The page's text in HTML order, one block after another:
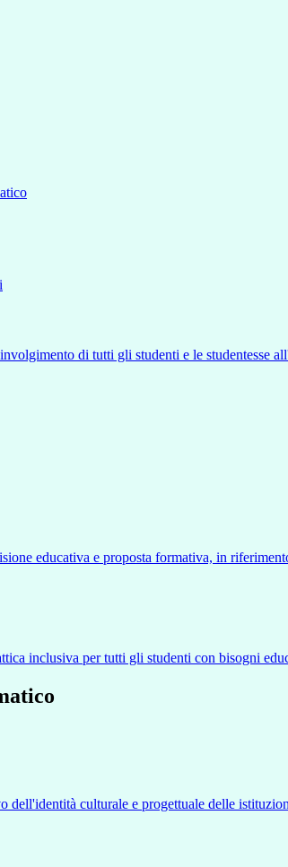
di tutti gli studenti e le studentesse
educativa e proposta formativa, in
inclusiva per tutti gli studenti con bisogni
dell'identità culturale e progettuale delle